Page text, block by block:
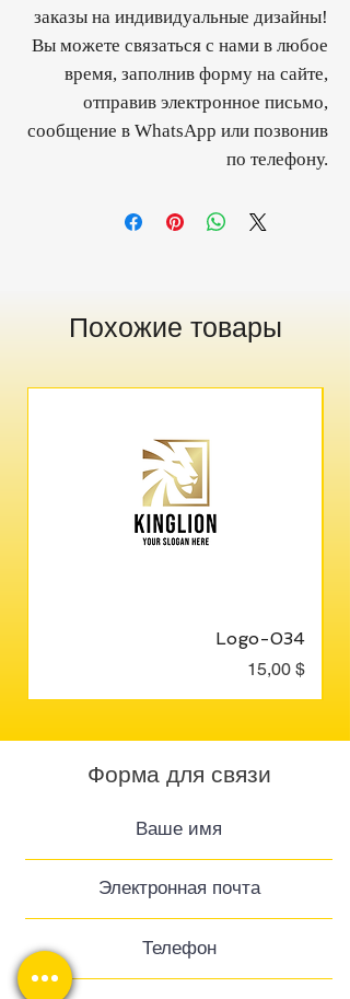
заказы на индивидуальные дизайны!
Вы можете связаться с нами в любое
время, заполнив форму на сайте,
отправив электронное письмо,
сообщение в WhatsApp или позвонив
по телефону.
Похожие товары
Logo-034
Цена
15,00 $
Форма для связи